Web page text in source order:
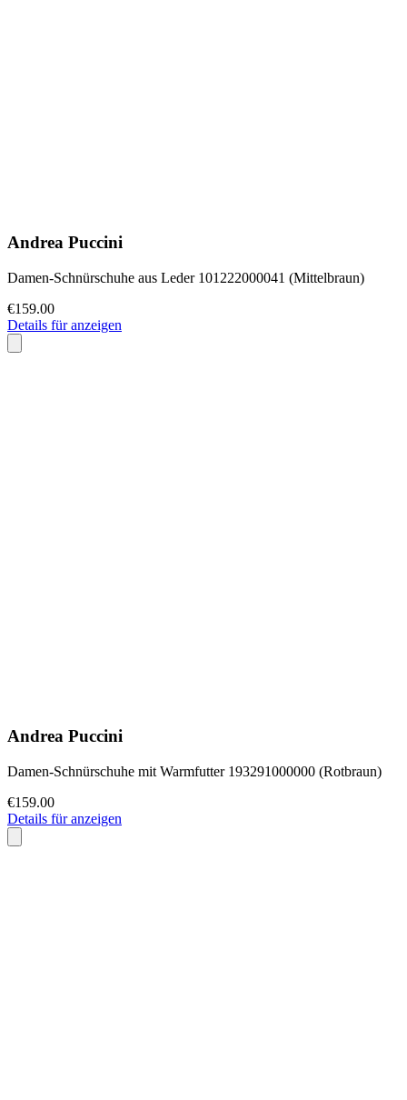
Andrea Puccini
Damen-Schnürschuhe aus Leder 101222000041 (Mittelbraun)
€159.00
Details für anzeigen
Andrea Puccini
Damen-Schnürschuhe mit Warmfutter 193291000000 (Rotbraun)
€159.00
Details für anzeigen